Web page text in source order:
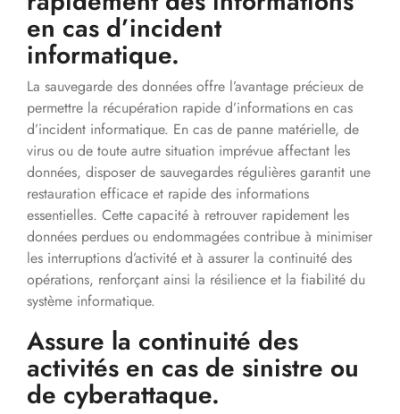
en cas d’incident
informatique.
La sauvegarde des données offre l’avantage précieux de
permettre la récupération rapide d’informations en cas
d’incident informatique. En cas de panne matérielle, de
virus ou de toute autre situation imprévue affectant les
données, disposer de sauvegardes régulières garantit une
restauration efficace et rapide des informations
essentielles. Cette capacité à retrouver rapidement les
données perdues ou endommagées contribue à minimiser
les interruptions d’activité et à assurer la continuité des
opérations, renforçant ainsi la résilience et la fiabilité du
système informatique.
Assure la continuité des
activités en cas de sinistre ou
de cyberattaque.